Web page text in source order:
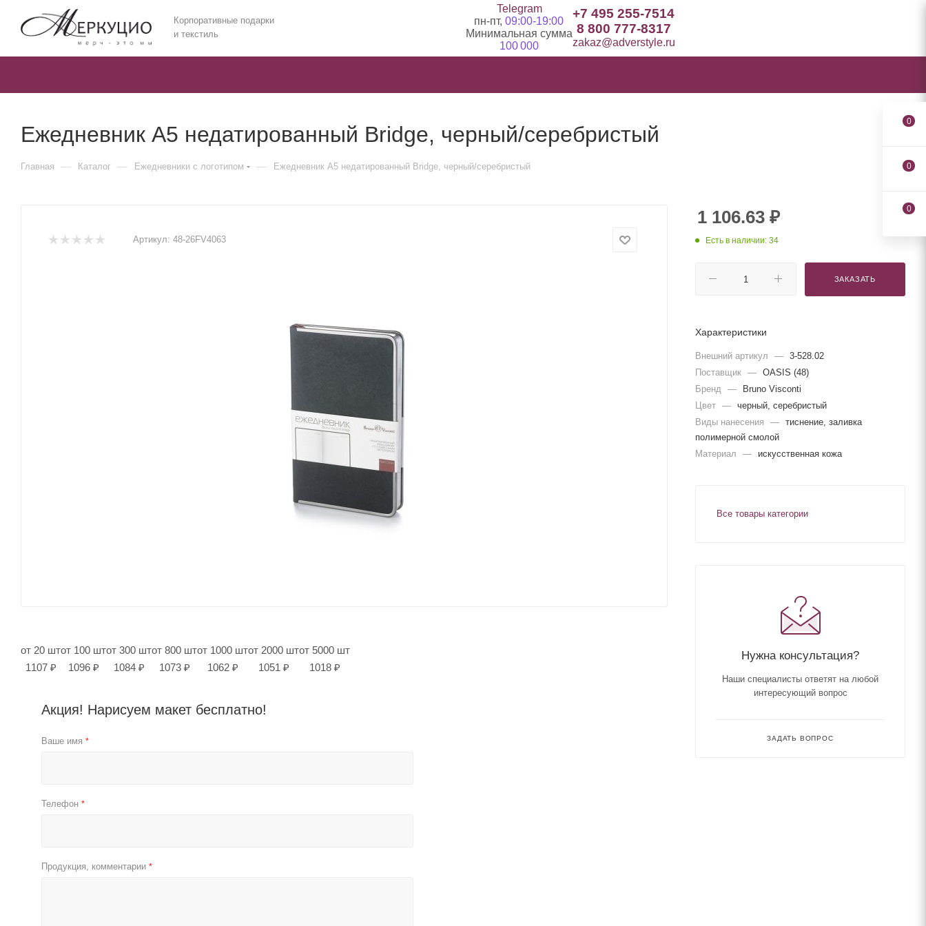
Корпоративные подарки
и текстиль
Telegram
пн-пт, 09:00-19:00
Минимальная сумма
100 000
+7 495 255-7514
8 800 777-8317
zakaz@adverstyle.ru
Ежедневник А5 недатированный Bridge, черный/серебристый
Главная — Каталог — Ежедневники c логотипом — Ежедневник А5 недатированный Bridge, черный/серебристый
Артикул: 48-26FV4063
от 20 шт
1107 ₽
от 100 шт
1096 ₽
от 300 шт
1084 ₽
от 800 шт
1073 ₽
от 1000 шт
1062 ₽
от 2000 шт
1051 ₽
от 5000 шт
1018 ₽
Акция! Нарисуем макет бесплатно!
Ваше имя *
Телефон *
Продукция, комментарии *
1 106.63 ₽
Есть в наличии: 34
ЗАКАЗАТЬ
Характеристики
Внешний артикул — 3-528.02
Поставщик — OASIS (48)
Бренд
—
Bruno Visconti
Цвет — черный, серебристый
Виды нанесения
— тиснение, заливка
полимерной смолой
Материал
— искусственная кожа
Все товары категории
Нужна консультация?
Наши специалисты ответят на любой
интересующий вопрос
ЗАДАТЬ ВОПРОС
0
0
0